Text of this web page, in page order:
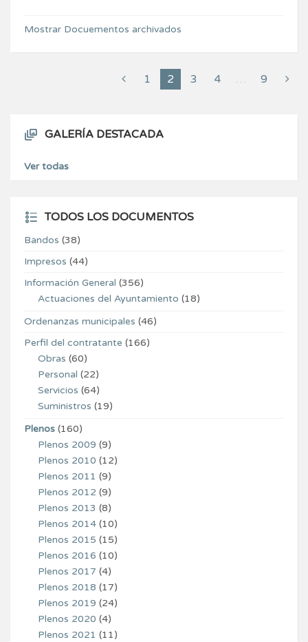
Mostrar Docuementos archivados
1 2 3 4 … 9
GALERÍA DESTACADA
Ver todas
TODOS LOS DOCUMENTOS
Bandos (38)
Impresos (44)
Información General (356)
Actuaciones del Ayuntamiento (18)
Ordenanzas municipales (46)
Perfil del contratante (166)
Obras (60)
Personal (22)
Servicios (64)
Suministros (19)
Plenos (160)
Plenos 2009 (9)
Plenos 2010 (12)
Plenos 2011 (9)
Plenos 2012 (9)
Plenos 2013 (8)
Plenos 2014 (10)
Plenos 2015 (15)
Plenos 2016 (10)
Plenos 2017 (4)
Plenos 2018 (17)
Plenos 2019 (24)
Plenos 2020 (4)
Plenos 2021 (11)